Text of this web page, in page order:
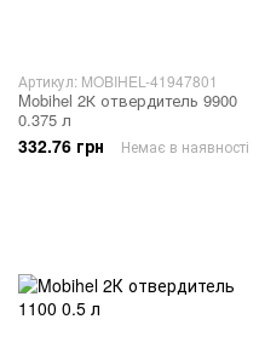
Артикул: MOBIHEL-41947801
Mobihel 2К отвердитель 9900
0.375 л
332.76 грн Немає в наявності